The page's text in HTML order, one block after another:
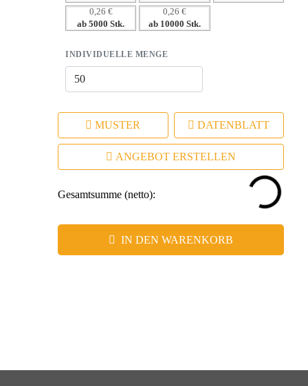
– Umweltfreundliche Wahl, die Ihr nachhaltiges
Engagement unterstreicht.
0,26 €
ab 5000 Stk.
0,26 €
ab 10000 Stk.
INDIVIDUELLE MENGE
MUSTER DATENBLATT
ANGEBOT ERSTELLEN
Gesamtsumme (netto):
IN DEN WARENKORB